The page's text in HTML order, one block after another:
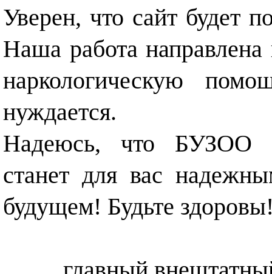
Уверен, что сайт будет
Наша работа
наркологическую
нуждается.
Надеюсь, что БУЗОО
станет для вас
будущем! Будьте